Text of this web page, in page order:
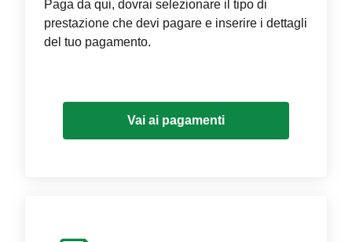
Paga da qui, dovrai selezionare il tipo di
prestazione che devi pagare e inserire i dettagli
del tuo pagamento.
Vai ai pagamenti